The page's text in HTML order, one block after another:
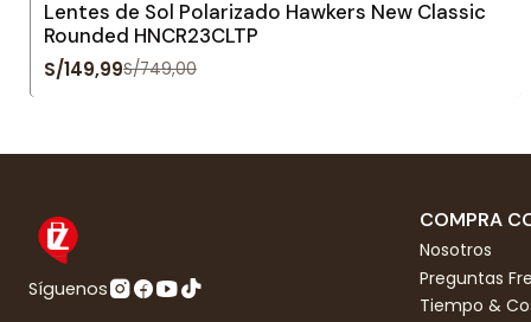
Lentes de Sol Polarizado Hawkers New Classic
Rounded HNCR23CLTP
S/149,99S/749,00
Síguenos
COMPRA
Nosotros
Preguntas
Tiempo &